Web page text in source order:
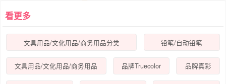
看更多
文具用品/文化用品/商务用品分类 铅笔/自动铅笔
文具用品/文化用品/商务用品 品牌Truecolor 品牌真彩